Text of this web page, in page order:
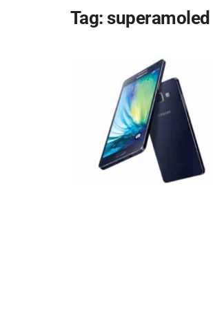
Tag:superamoled